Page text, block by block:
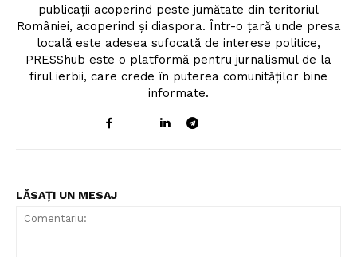
publicații acoperind peste jumătate din teritoriul
României, acoperind și diaspora. Într-o țară unde presa
locală este adesea sufocată de interese politice,
PRESShub este o platformă pentru jurnalismul de la
firul ierbii, care crede în puterea comunităților bine
informate.
LĂSAȚI UN MESAJ